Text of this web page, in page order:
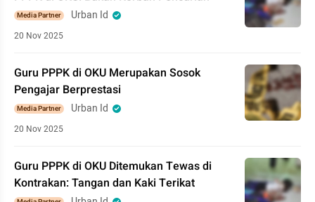
Media Partner Urban Id
20 Nov 2025
Guru PPPK di OKU Merupakan Sosok
Pengajar Berprestasi
Media Partner Urban Id
20 Nov 2025
Guru PPPK di OKU Ditemukan Tewas di
Kontrakan: Tangan dan Kaki Terikat